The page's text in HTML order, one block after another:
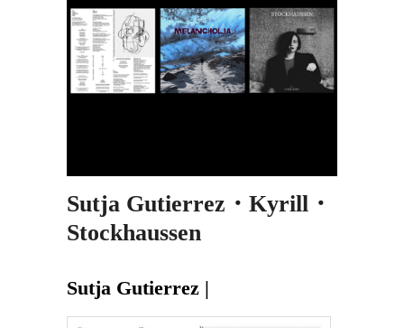
Sutja Gutierrez・Kyrill・
Stockhaussen
Sutja Gutierrez |